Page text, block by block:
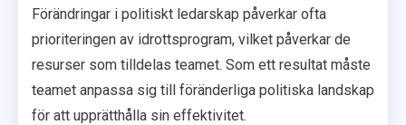
Förändringar i politiskt ledarskap påverkar ofta
prioriteringen av idrottsprogram, vilket påverkar de
resurser som tilldelas teamet. Som ett resultat måste
teamet anpassa sig till föränderliga politiska landskap
för att upprätthålla sin effektivitet.